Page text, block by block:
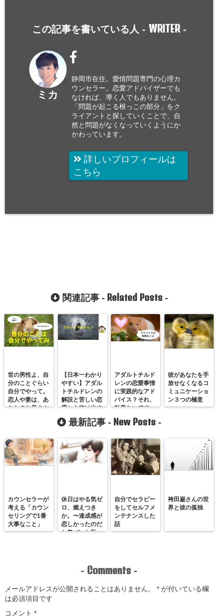
この記事を書いている人 - WRITER-
ミカ
静岡市在住。愛情問題専門の心理カ
ウンセラー。恋愛アドバイザーでも
なければ、導く人でもありません。
「問題が起こる根っこの部分」をク
ライアントと探していくことで、自
然と問題がなくなっていくようにか
かわっています。
詳しいプロフィールは
こちら
関連記事 - Related Posts-
世の男性よ、自
分のことぐらい
自分でやって。
恋人や妻は、あ
なたのお母さん
【日本一わかり
やすい】アダル
トチルドレンの
解説と苦しい恋
愛から抜け出す
7つの方法
アダルトチルド
レンの恋愛事情
に実践的なアド
バイス？それ、
効果ないです。
彼があなたを手
放せなくなるコ
ミュニケーショ
ン３つの極意
最新記事 - New Posts -
カウンセラーが
考える「カウン
セリングで1番
大事なこと」
休日はやる気ゼ
ロ、燃えつき
か。〜達成感が
恋しかったのだ
と気づいた私
自分でセラピー
をしてセルフメ
ンテナンスした
話
袴田巌さんの世
界と彼の孤独
- Comments -
メールアドレスが公開されることはありません。 * が付いている欄
は必須項目です
コメント *